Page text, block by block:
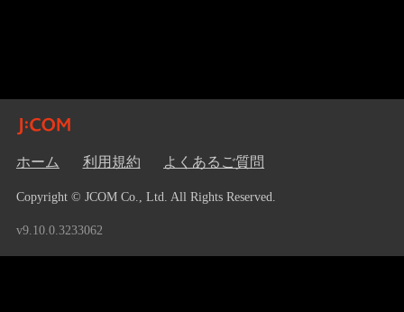
ホーム 利用規約 よくあるご質問
Copyright © JCOM Co., Ltd. All Rights Reserved.
v9.10.0.3233062